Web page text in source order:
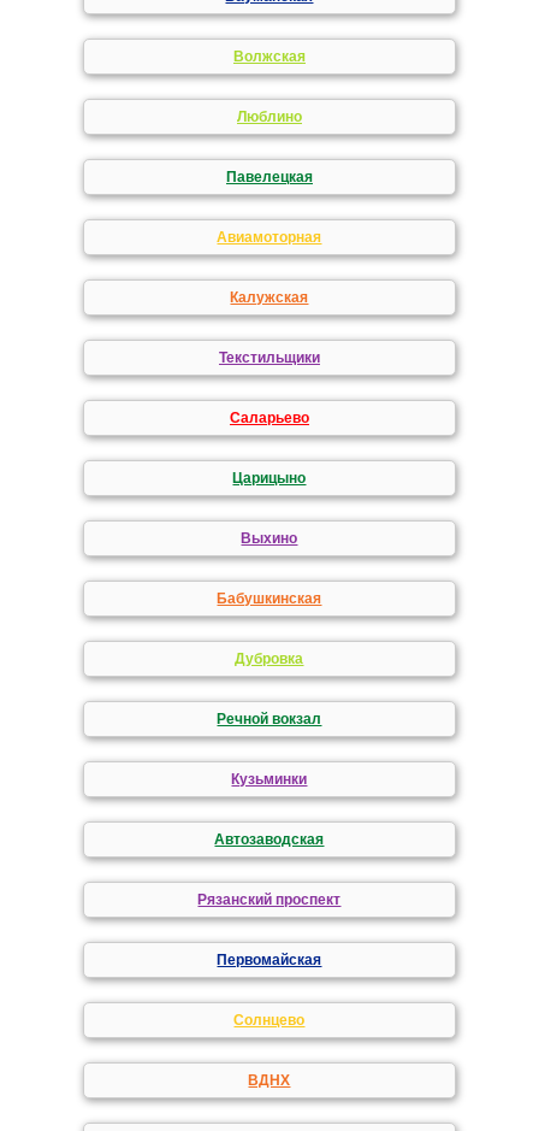
Волжская
Люблино
Павелецкая
Авиамоторная
Калужская
Текстильщики
Саларьево
Царицыно
Выхино
Бабушкинская
Дубровка
Речной вокзал
Кузьминки
Автозаводская
Рязанский проспект
Первомайская
Солнцево
ВДНХ